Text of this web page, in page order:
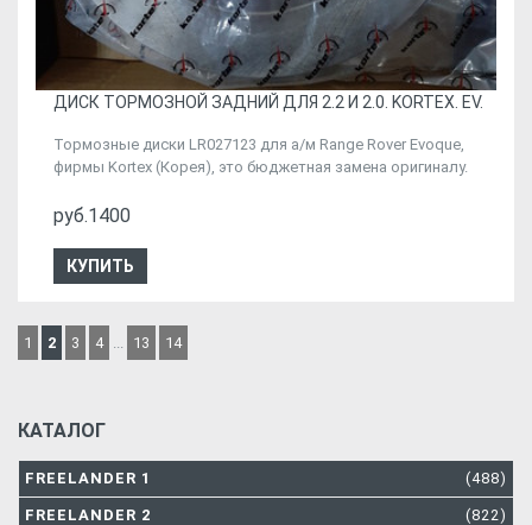
ДИСК ТОРМОЗНОЙ ЗАДНИЙ ДЛЯ 2.2 И 2.0. KORTEX. EV.
Тормозные диски LR027123 для а/м Range Rover Evoque,
фирмы Kortex (Корея), это бюджетная замена оригиналу.
руб.1400
КУПИТЬ
1 2 3 4 ... 13 14
КАТАЛОГ
FREELANDER 1 (488)
FREELANDER 2 (822)